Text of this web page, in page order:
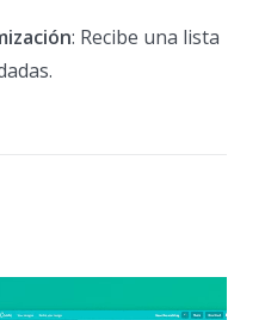
: Recibe una lista